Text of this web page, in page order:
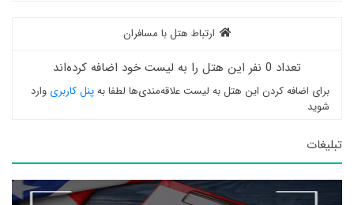
ارتباط هتل با مسافران
تعداد 0 نفر این هتل را به لیست خود اضافه کرده‌اند
برای اضافه کردن این هتل به لیست علاقه‌مندی‌ها لطفا بهپنل کاربری وارد
شوید
تبلیغات